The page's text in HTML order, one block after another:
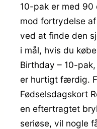
10-pak er med
mod fortrydelse
ved at finde den
i mål, hvis du
Birthday – 10-
er hurtigt færdig.
Fødselsdagskort
en eftertragtet
seriøse, vil nogle